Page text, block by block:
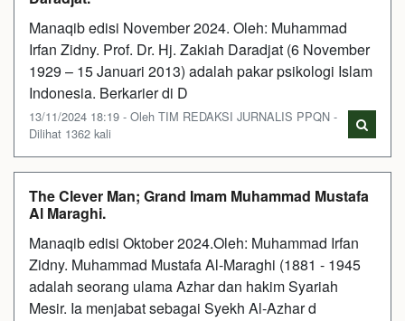
Manaqib edisi November 2024. Oleh: Muhammad
Irfan Zidny. Prof. Dr. Hj. Zakiah Daradjat (6 November
1929 – 15 Januari 2013) adalah pakar psikologi Islam
Indonesia. Berkarier di D
13/11/2024 18:19 - Oleh TIM REDAKSI JURNALIS PPQN -
Dilihat 1362 kali
The Clever Man; Grand Imam Muhammad Mustafa
Al Maraghi.
Manaqib edisi Oktober 2024.Oleh: Muhammad Irfan
Zidny. Muhammad Mustafa Al-Maraghi (1881 - 1945
adalah seorang ulama Azhar dan hakim Syariah
Mesir. Ia menjabat sebagai Syekh Al-Azhar d